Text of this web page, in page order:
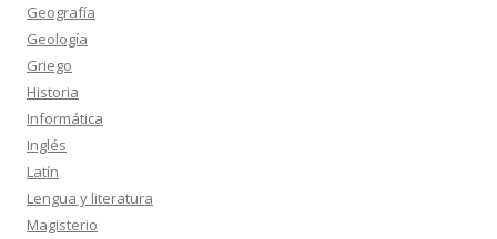
Geografía
Geología
Griego
Historia
Informática
Inglés
Latín
Lengua y literatura
Magisterio